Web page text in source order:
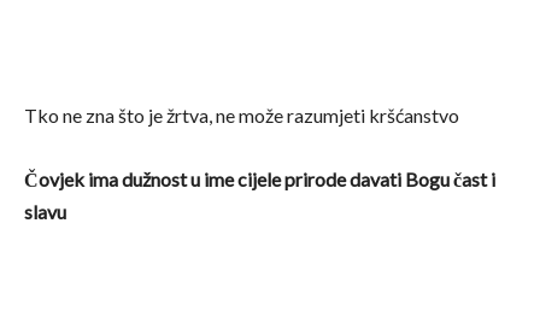
Tko ne zna što je žrtva, ne može razumjeti kršćanstvo
Čovjek ima dužnost u ime cijele prirode davati Bogu čast i
slavu